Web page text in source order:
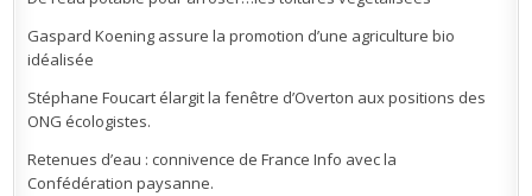
Gaspard Koening assure la promotion d’une agriculture bio
idéalisée
Stéphane Foucart élargit la fenêtre d’Overton aux positions des
ONG écologistes.
Retenues d’eau : connivence de France Info avec la
Confédération paysanne.